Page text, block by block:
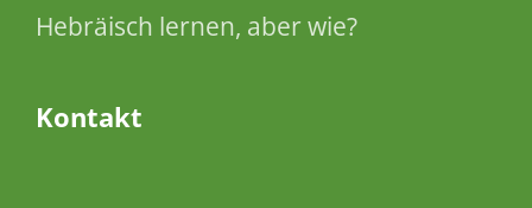
Hebräisch lernen, aber wie?
Kontakt